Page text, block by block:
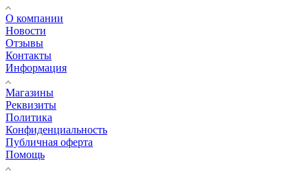
О компании
Новости
Отзывы
Контакты
Информация
Магазины
Реквизиты
Политика
Конфиденциальность
Публичная оферта
Помощь